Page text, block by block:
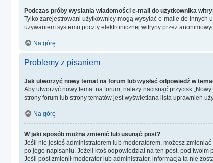
Podczas próby wysłania wiadomości e-mail do użytkownika
Tylko zarejestrowani użytkownicy mogą wysyłać e-maile do innych
używaniem systemu poczty elektronicznej witryny przez
Na górę
Problemy z pisaniem
Jak utworzyć nowy temat na forum lub wysłać odpowiedź w
Aby utworzyć nowy temat na forum, należy nacisnąć przycisk
strony forum lub strony tematów jest wyświetlana lista uprawnień
Na górę
W jaki sposób można zmienić lub usunąć post?
Jeśli nie jesteś administratorem lub moderatorem, możesz
po jego napisaniu. Jeżeli ktoś odpowiedział na ten post, pod
Jeśli post zmienił moderator lub administrator, informacja ta nie